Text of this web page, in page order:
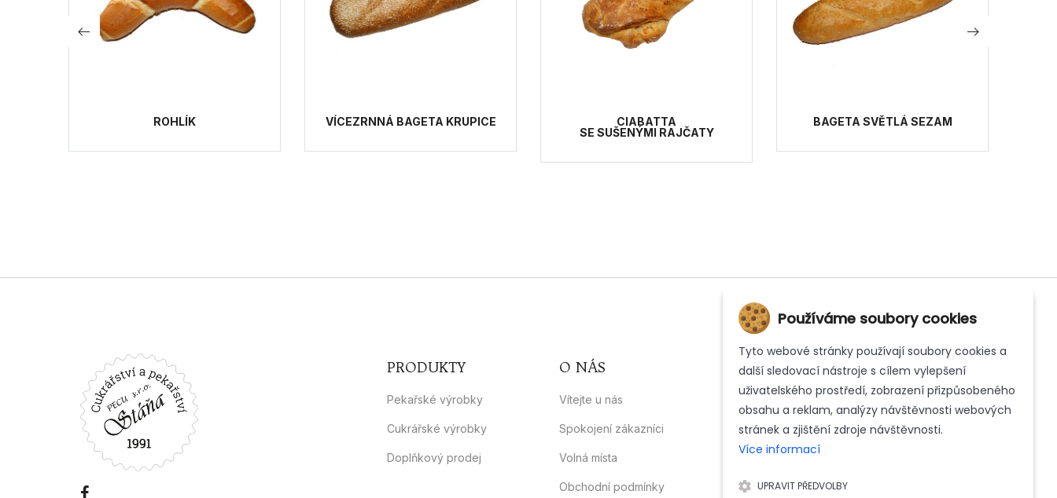
ROHLÍK VÍCEZRNNÁ BAGETA KRUPICE
CIABATTA
SE SUŠENÝMI RAJČATY
BAGETA SVĚTLÁ SEZAM
PRODUKTY
Pekařské výrobky
Cukrářské výrobky
Doplňkový prodej
O NÁS
Vítejte u nás
Spokojení zákazníci
Volná místa
Obchodní podmínky
INFORMACE
Whistleblowing
Zásady ochrany osobních údajů
Reklamační řád
Používáme soubory cookies
Tyto webové stránky používají soubory cookies a
další sledovací nástroje s cílem vylepšení
uživatelského prostředí, zobrazení přizpůsobeného
obsahu a reklam, analýzy návštěvnosti webových
stránek a zjištění zdroje návštěvnosti.
Více informací
UPRAVIT PŘEDVOLBY